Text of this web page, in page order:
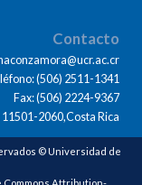
Contacto
(506) 2511-1341
Fax: (506) 2224-9367
2060,Costa Rica
© Universidad de